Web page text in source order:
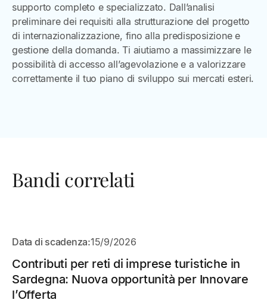
supporto completo e specializzato. Dall’analisi
preliminare dei requisiti alla strutturazione del progetto
di internazionalizzazione, fino alla predisposizione e
gestione della domanda. Ti aiutiamo a massimizzare le
possibilità di accesso all’agevolazione e a valorizzare
correttamente il tuo piano di sviluppo sui mercati esteri.
Bandi correlati
Data di scadenza:15/9/2026
Contributi per reti di imprese turistiche in
Sardegna: Nuova opportunità per Innovare
l’Offerta